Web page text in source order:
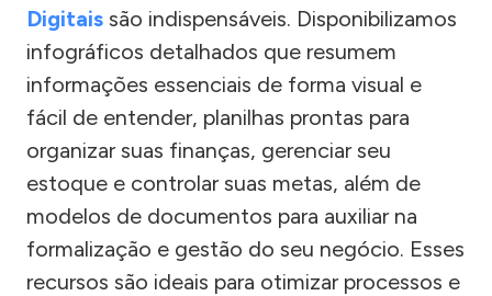
Digitais são indispensáveis. Disponibilizamos
infográficos detalhados que resumem
informações essenciais de forma visual e
fácil de entender, planilhas prontas para
organizar suas finanças, gerenciar seu
estoque e controlar suas metas, além de
modelos de documentos para auxiliar na
formalização e gestão do seu negócio. Esses
recursos são ideais para otimizar processos e